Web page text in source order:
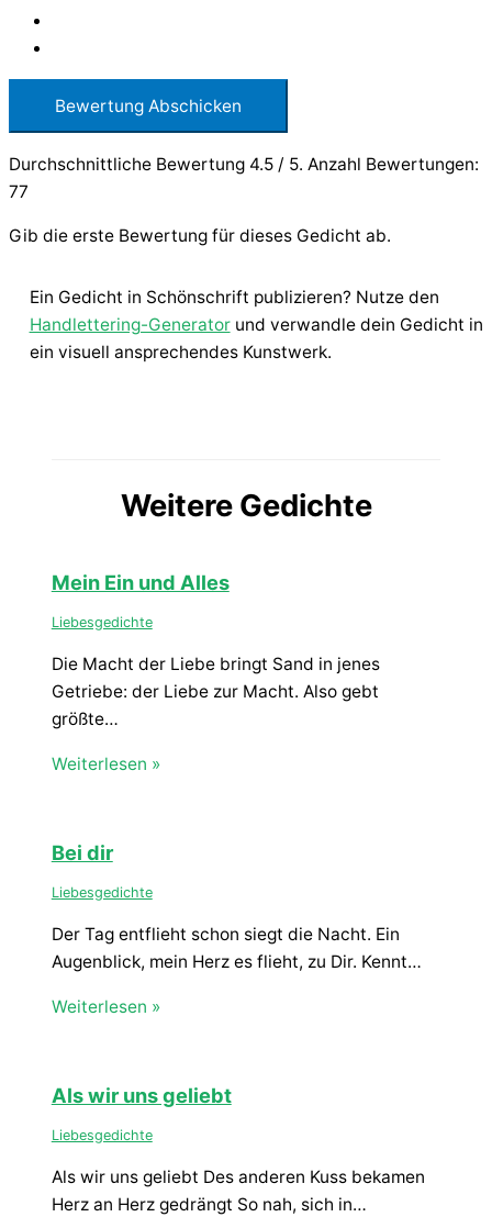
Bewertung Abschicken
Durchschnittliche Bewertung 4.5 / 5. Anzahl Bewertungen:
77
Gib die erste Bewertung für dieses Gedicht ab.
Ein Gedicht in Schönschrift publizieren? Nutze den
Handlettering-Generatorund verwandle dein Gedicht in
ein visuell ansprechendes Kunstwerk.
Weitere Gedichte
Mein Ein und Alles
Liebesgedichte
Die Macht der Liebe bringt Sand in jenes
Getriebe: der Liebe zur Macht. Also gebt
größte…
Weiterlesen »
Bei dir
Liebesgedichte
Der Tag entflieht schon siegt die Nacht. Ein
Augenblick, mein Herz es flieht, zu Dir. Kennt…
Weiterlesen »
Als wir uns geliebt
Liebesgedichte
Als wir uns geliebt Des anderen Kuss bekamen
Herz an Herz gedrängt So nah, sich in…